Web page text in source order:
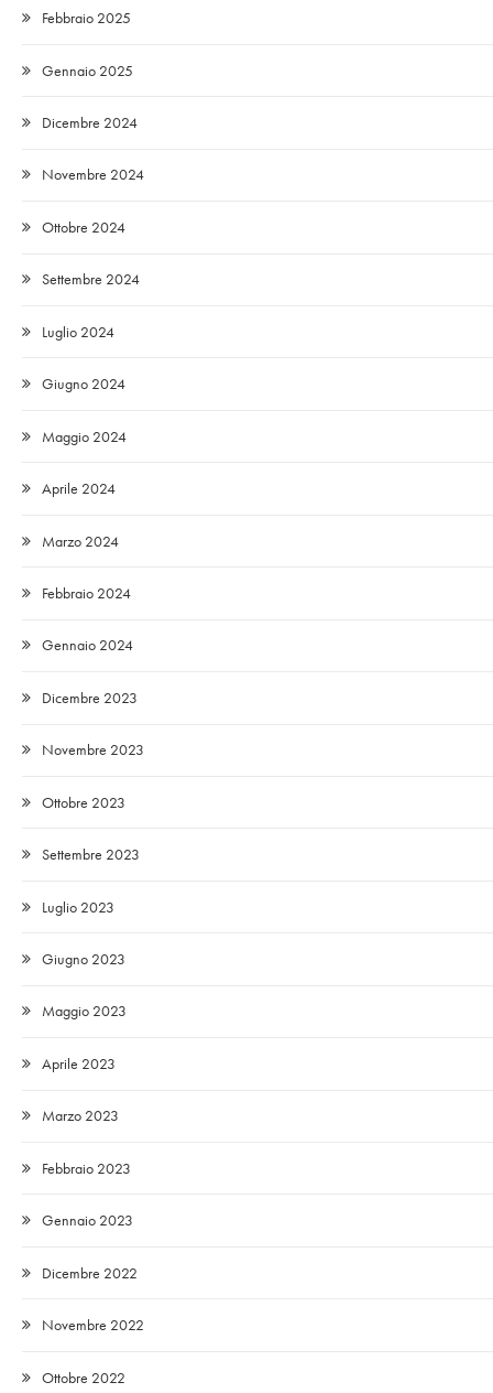
Febbraio 2025
Gennaio 2025
Dicembre 2024
Novembre 2024
Ottobre 2024
Settembre 2024
Luglio 2024
Giugno 2024
Maggio 2024
Aprile 2024
Marzo 2024
Febbraio 2024
Gennaio 2024
Dicembre 2023
Novembre 2023
Ottobre 2023
Settembre 2023
Luglio 2023
Giugno 2023
Maggio 2023
Aprile 2023
Marzo 2023
Febbraio 2023
Gennaio 2023
Dicembre 2022
Novembre 2022
Ottobre 2022